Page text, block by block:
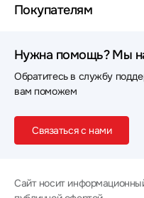
Покупателям
Нужна помощь? Мы
Обратитесь в службу
вам поможем
Связаться с нами
Сайт носит